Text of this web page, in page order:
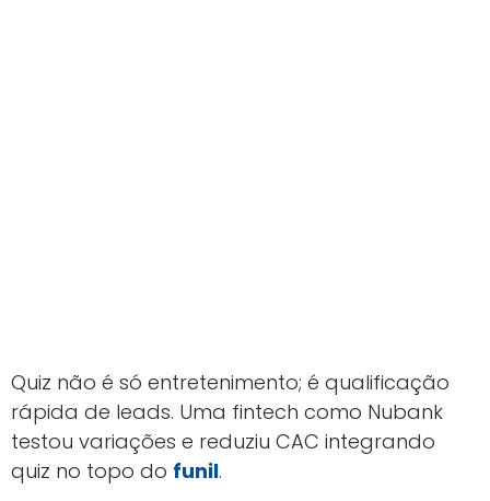
Quiz não é só entretenimento; é qualificação
rápida de leads. Uma fintech como Nubank
testou variações e reduziu CAC integrando
quiz no topo do funil.